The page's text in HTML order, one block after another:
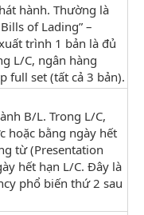
hành. Thường là
of Lading” –
trình 1 bản là đủ
L/C, ngân hàng
full set (tất cả 3 bản).
B/L. Trong L/C,
hoặc bằng ngày hết
từ (Presentation
hết hạn L/C. Đây là
phổ biến thứ 2 sau